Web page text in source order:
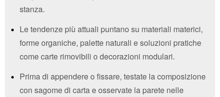
stanza.
Le tendenze più attuali puntano su materiali materici,
forme organiche, palette naturali e soluzioni pratiche
come carte rimovibili o decorazioni modulari.
Prima di appendere o fissare, testate la composizione
con sagome di carta e osservate la parete nelle